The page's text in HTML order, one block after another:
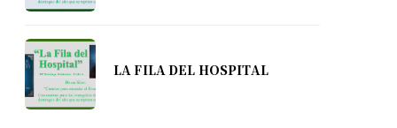
LA FILA DEL HOSPITAL